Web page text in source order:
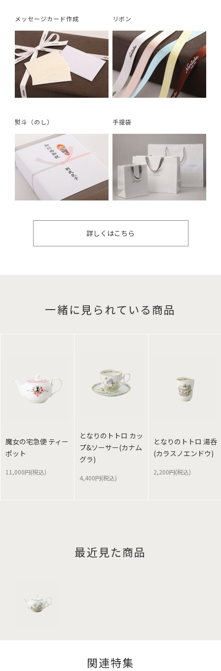
メッセージカード作成 リボン
熨斗（のし） 手提袋
詳しくはこちら
一緒に見られている商品
魔女の宅急便 ティー
ポット
11,000円(税込)
となりのトトロ カッ
プ&ソーサー(カナム
グラ)
4,400円(税込)
となりのトトロ 湯呑
(カラスノエンドウ)
2,200円(税込)
最近見た商品
関連特集